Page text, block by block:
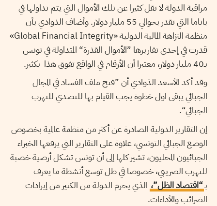
مراقبة الدولة لا تقل كثيرا عن تلك الأموال التي يتم تداولها في
باناما التي تقدر بحوالي 55 مليار دولار. وأضاف الذوادي بأن
منظمة النزاهة المالية الدولية «Global Financial Integrity»
قدرت في إحدى تقاريرها ”الأموال القذرة“ المتداولة في تونس
بـ40 مليار دولار، معتبرا أن الأرقام في الواقع تفوق هذا بكثير.
وقد أكد الأسعد الذوادي أن ”فتح ملف الفساد في المجال
الجبائي يبقى اول خطوة يجب القيام بها للتصدي للتهرب
الجبائي“.
إن التقارير الدولية الصادرة عن أكثر من منظمة عالمية بخصوص
الوضع الجبائي التونسي، علاوة على التقارير التي يرفعها الخبراء
الجبائيون المحليون، تشير كلها إلى أن تونس تشكل أرضية خصبة
للتهرب الضريبي، خصوصا في ظل توسع أنشطة ما يعرف
بـ“اقتصاد الظل”، الذي يحرم الدولة من الكثير من إيرادات
الضرائب والأداءات.